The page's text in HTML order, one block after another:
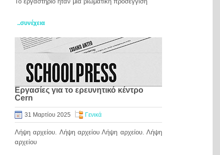
..συνέχεια
Εργασίες για το ερευνητικό κέντρο
Cern
31 Μαρτίου 2025 Γενικά
Λήψη αρχείου. Λήψη αρχείου Λήψη αρχείου. Λήψη
αρχείου